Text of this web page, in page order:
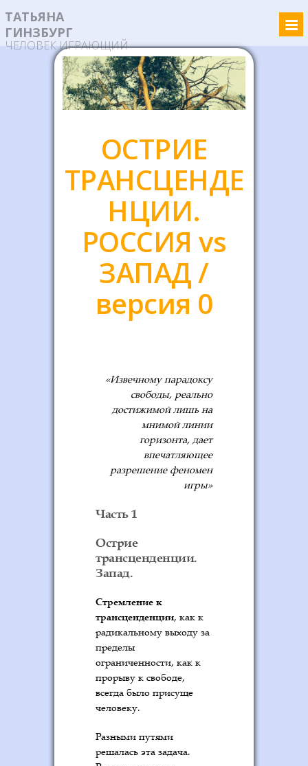
ТАТЬЯНА
ГИНЗБУРГ
ЧЕЛОВЕК ИГРАЮЩИЙ
ОСТРИЕ
ТРАНСЦЕНДЕ
НЦИИ.
РОССИЯ vs
ЗАПАД /
версия 0
«Извечному парадоксу
свободы, реально
достижимой лишь на
мнимой линии
горизонта, дает
впечатляющее
разрешение феномен
игры»
Часть 1
Острие
трансценденции.
Запад.
Стремление к
трансценденции, как к
радикальному выходу за
пределы
ограниченности, как к
прорыву к свободе,
всегда было присуще
человеку.
Разными путями
решалась эта задача.